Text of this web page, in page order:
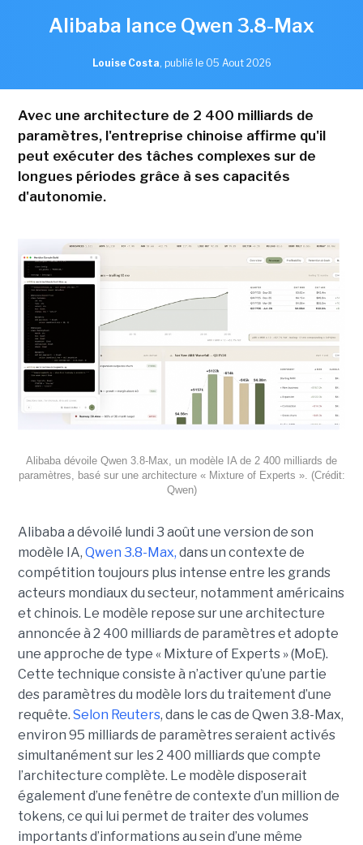
Alibaba lance Qwen 3.8-Max
Louise Costa, publié le 05 Aout 2026
Avec une architecture de 2 400 milliards de
paramètres, l'entreprise chinoise affirme qu'il
peut exécuter des tâches complexes sur de
longues périodes grâce à ses capacités
d'autonomie.
Alibaba dévoile Qwen 3.8-Max, un modèle IA de 2 400 milliards de
paramètres, basé sur une architecture « Mixture of Experts ». (Crédit:
Qwen)
Alibaba a dévoilé lundi 3 août une version de son
modèle IA, Qwen 3.8-Max, dans un contexte de
compétition toujours plus intense entre les grands
acteurs mondiaux du secteur, notamment américains
et chinois. Le modèle repose sur une architecture
annoncée à 2 400 milliards de paramètres et adopte
une approche de type « Mixture of Experts » (MoE).
Cette technique consiste à n’activer qu’une partie
des paramètres du modèle lors du traitement d’une
requête. Selon Reuters, dans le cas de Qwen 3.8-Max,
environ 95 milliards de paramètres seraient activés
simultanément sur les 2 400 milliards que compte
l’architecture complète. Le modèle disposerait
également d’une fenêtre de contexte d’un million de
tokens, ce qui lui permet de traiter des volumes
importants d’informations au sein d’une même